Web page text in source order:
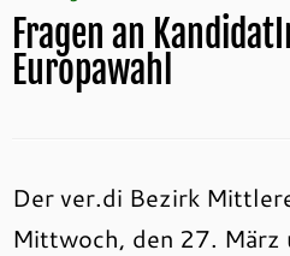
Fragen an
Europawahl
Der ver.di Bezirk
Mittwoch, den 27.